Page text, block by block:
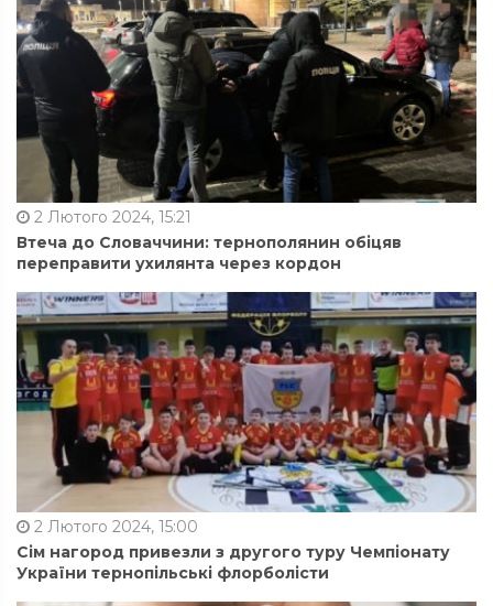
2 Лютого 2024, 15:21
Втеча до Словаччини: тернополянин обіцяв
переправити ухилянта через кордон
2 Лютого 2024, 15:00
Сім нагород привезли з другого туру Чемпіонату
України тернопільські флорболісти